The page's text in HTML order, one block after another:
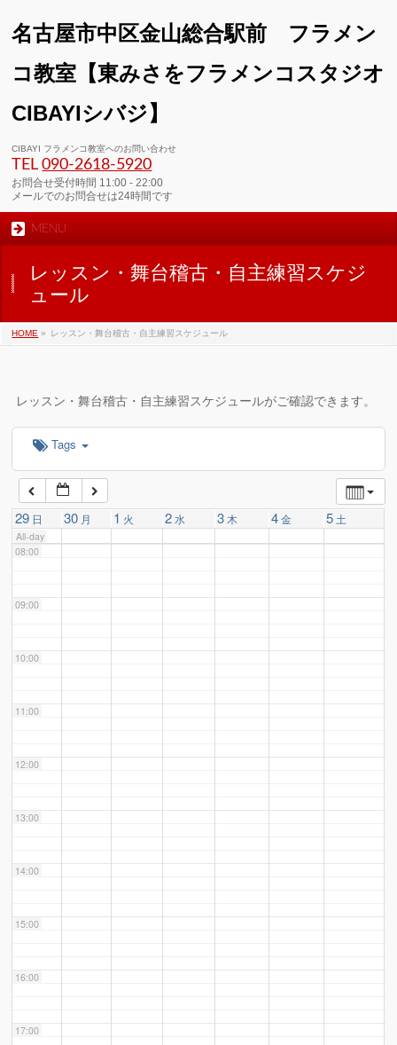
名古屋市中区金山総合駅前 フラメン
コ教室【東みさをフラメンコスタジオ
CIBAYIシバジ】
CIBAYI フラメンコ教室へのお問い合わせ
TEL090-2618‐5920
お問合せ受付時間 11:00 - 22:00
メールでのお問合せは24時間です
MENU
レッスン・舞台稽古・自主練習スケジ
ュール
HOME » レッスン・舞台稽古・自主練習スケジュール
レッスン・舞台稽古・自主練習スケジュールがご確認できます。
Tags
29 日 30 月 1 火 2水 3 木 4金 5 土
All-day
01:00
02:00
03:00
04:00
06:00
07:00
08:00
09:00
10:00
11:00
12:00
13:00
14:00
15:00
16:00
17:00